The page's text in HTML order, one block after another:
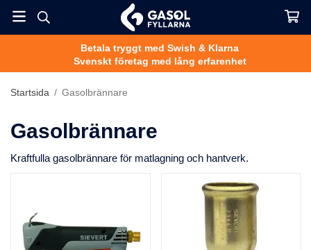
Betala tryggt med Swish & Klarna
Svenskt företag med lång erfarenhet
Startsida / Gasolbrännare
Gasolbrännare
Kraftfulla gasolbrännare för matlagning och hantverk.